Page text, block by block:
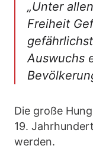
„Unter
Freiheit
Auswuchs
Die große
19.
werden.